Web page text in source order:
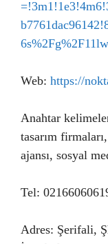
Web: https://
Anahtar
tasarım
ajansı, sosyal
Tel:
Adres: Şerifali,